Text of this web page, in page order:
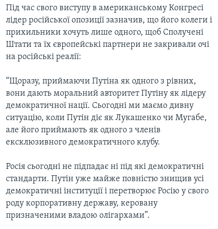
БРИФІНГ ГОЛОСУ АМЕРИКИ
СТУДІЯ ВАШИНГТОН
ВІКНО В АМЕРИКУ
ПРАЙМ-ТАЙМ
ПОГЛЯД З ВАШИНГТОНА
Learning English
МИ В СОЦМЕРЕЖАХ
Мови
Під час свого виступу в американському Конгресі
лідер російської опозиції зазначив, що його колеги і
прихильники хочуть лише одного, щоб Сполучені
Штати та їх європейські партнери не закривали очі
на російські реалії:
“Щоразу, приймаючи Путіна як одного з рівних,
вони дають моральний авторитет Путіну як лідеру
демократичної нації. Сьогодні ми маємо дивну
ситуацію, коли Путін діє як Лукашенко чи Мугабе,
але його приймають як одного з членів
ексклюзивного демократичного клубу.
Росія сьогодні не підпадає ні під які демократичні
стандарти. Путін уже майже повністю знищив усі
демократичні інституції і перетворює Росію у свого
роду корпоративну державу, керовану
призначеними владою олігархами”.